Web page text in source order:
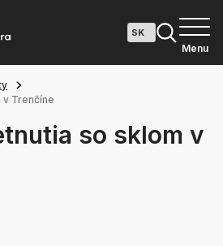
Menu
Trenčíne
so sklom v